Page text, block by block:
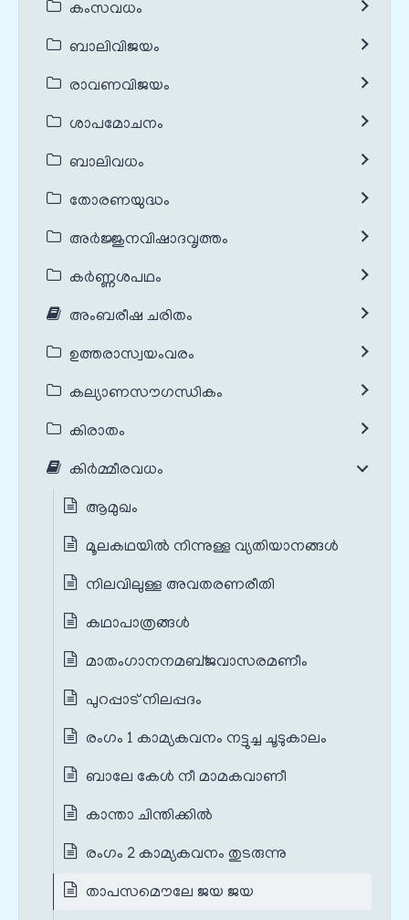
കംസവധം
ബാലിവിജയം
രാവണവിജയം
ശാപമോചനം
ബാലിവധം
തോരണയുദ്ധം
അർജ്ജുനവിഷാദവൃത്തം
കർണ്ണശപഥം
അംബരീഷ ചരിതം
ഉത്തരാസ്വയംവരം
കല്യാണസൗഗന്ധികം
കിരാതം
കിർമ്മീരവധം
ആമുഖം
മൂലകഥയില്‍ നിന്നുള്ള വ്യതിയാനങ്ങള്‍
നിലവിലുള്ള അവതരണരീതി
കഥാപാത്രങ്ങൾ
മാതംഗാനനമബ്‌ജവാസരമണീം
പുറപ്പാട് നിലപ്പദം
രംഗം 1 കാമ്യകവനം നട്ടുച്ച ചൂടുകാലം
ബാലേ കേള്‍ നീ മാമകവാണീ
കാന്താ ചിന്തിക്കില്‍
രംഗം 2 കാമ്യകവനം തുടരുന്നു
താപസമൌലേ ജയ ജയ